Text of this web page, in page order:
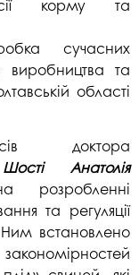
корму та
сучасних
виробництва та
області
доктора
Шості Анатолія
та регуляції
Ним встановлено